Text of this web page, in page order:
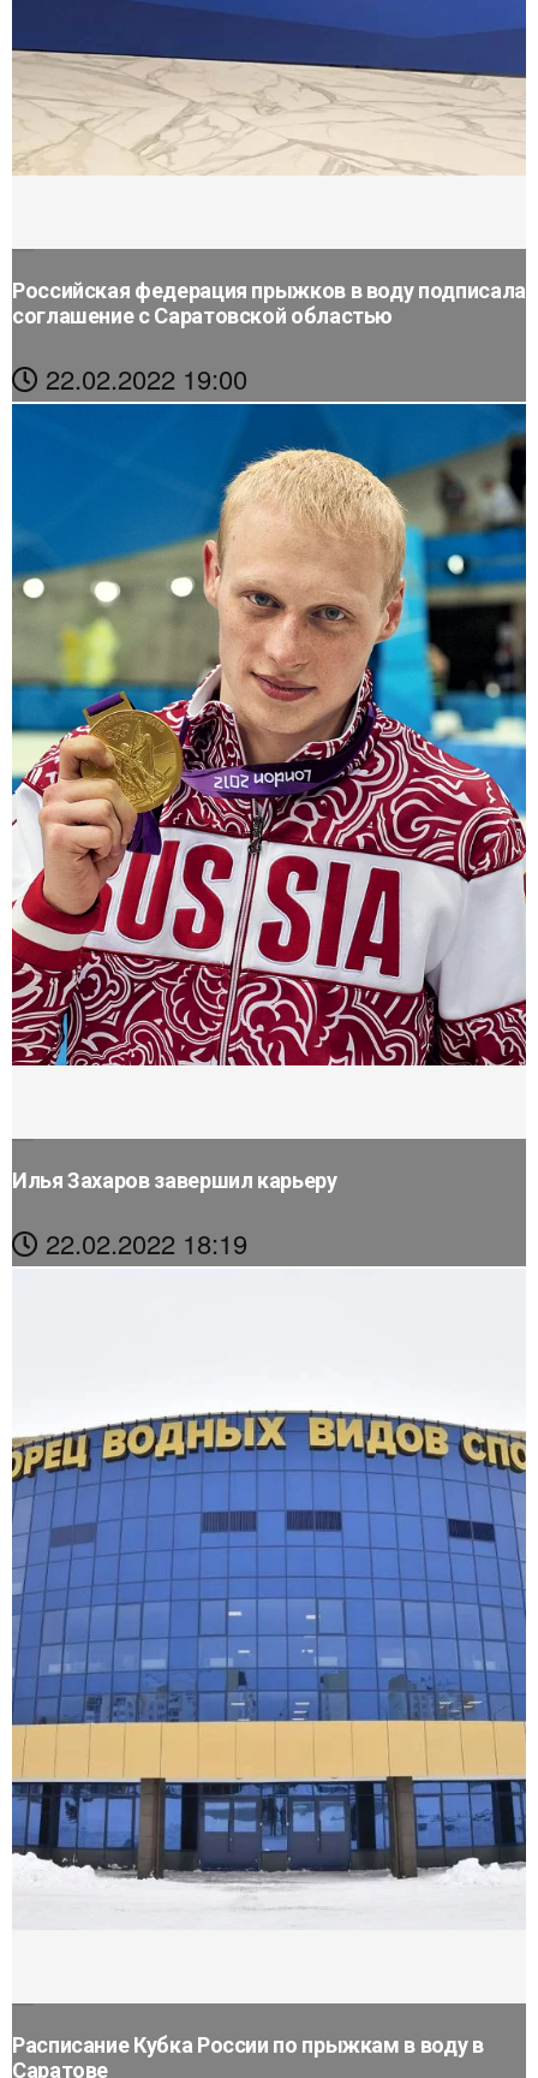
Российская федерация прыжков в воду подписала
соглашение с Саратовской областью
22.02.2022 19:00
Илья Захаров завершил карьеру
22.02.2022 18:19
Расписание Кубка России по прыжкам в воду в
Саратове